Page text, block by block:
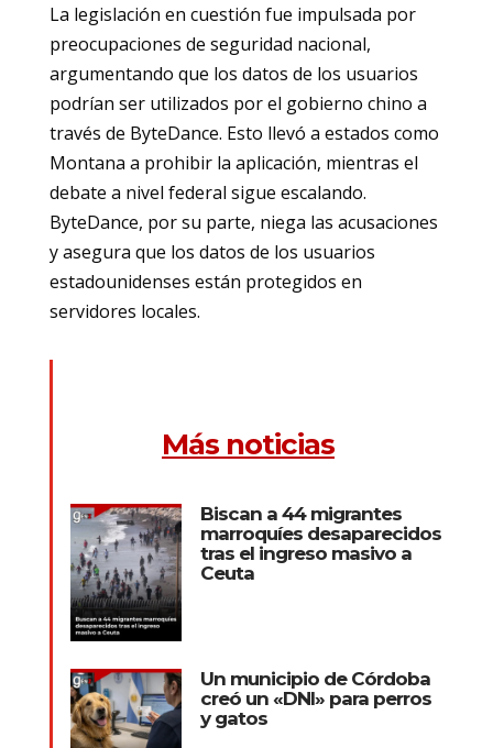
La legislación en cuestión fue impulsada por
preocupaciones de seguridad nacional,
argumentando que los datos de los usuarios
podrían ser utilizados por el gobierno chino a
través de ByteDance. Esto llevó a estados como
Montana a prohibir la aplicación, mientras el
debate a nivel federal sigue escalando.
ByteDance, por su parte, niega las acusaciones
y asegura que los datos de los usuarios
estadounidenses están protegidos en
servidores locales.
Más noticias
Biscan a 44 migrantes
marroquíes desaparecidos
tras el ingreso masivo a
Ceuta
Un municipio de Córdoba
creó un «DNI» para perros
y gatos